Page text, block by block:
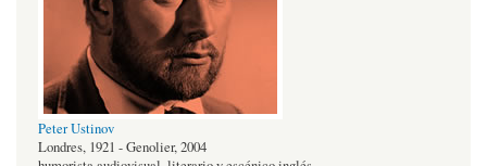
Peter Ustinov
Londres, 1921 - Genolier, 2004